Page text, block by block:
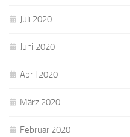
Juli 2020
Juni 2020
April 2020
März 2020
Februar 2020